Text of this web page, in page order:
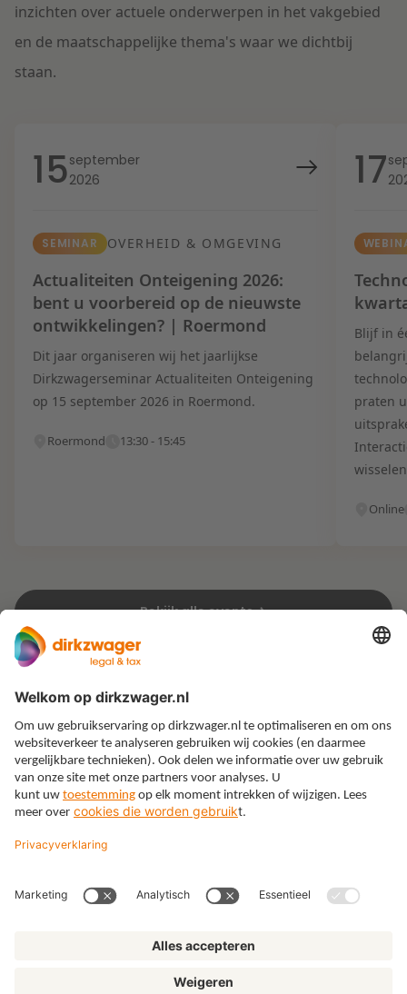
inzichten over actuele onderwerpen in het vakgebied
en de maatschappelijke thema's waar we dichtbij
staan.
15september
2026
SEMINAR OVERHEID & OMGEVING
Actualiteiten Onteigening 2026:
bent u voorbereid op de nieuwste
ontwikkelingen? | Roermond
Dit jaar organiseren wij het jaarlijkse
Dirkzwagerseminar Actualiteiten Onteigening
op 15 september 2026 in Roermond.
Roermond 13:30 - 15:45
17
Blijf in
praten
Online
Bekijk alle events
Expertises
Thema’s